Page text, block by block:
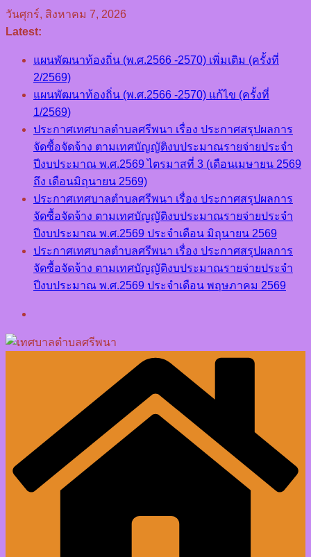
Skip
to
วันศุกร์, สิงหาคม 7, 2026
Latest:
แผนพัฒนาท้องถิ่น (พ.ศ.2566 -2570) เพิ่มเติม (ครั้งที่
2/2569)
แผนพัฒนาท้องถิ่น (พ.ศ.2566 -2570) แก้ไข (ครั้งที่
1/2569)
ประกาศเทศบาลตำบลศรีพนา เรื่อง ประกาศสรุปผลการ
จัดซื้อจัดจ้าง ตามเทศบัญญัติงบประมาณรายจ่ายประจำ
ปีงบประมาณ พ.ศ.2569 ไตรมาสที่ 3 (เดือนเมษายน 2569
ถึง เดือนมิถุนายน 2569)
ประกาศเทศบาลตำบลศรีพนา เรื่อง ประกาศสรุปผลการ
จัดซื้อจัดจ้าง ตามเทศบัญญัติงบประมาณรายจ่ายประจำ
ปีงบประมาณ พ.ศ.2569 ประจำเดือน มิถุนายน 2569
ประกาศเทศบาลตำบลศรีพนา เรื่อง ประกาศสรุปผลการ
จัดซื้อจัดจ้าง ตามเทศบัญญัติงบประมาณรายจ่ายประจำ
ปีงบประมาณ พ.ศ.2569 ประจำเดือน พฤษภาคม 2569